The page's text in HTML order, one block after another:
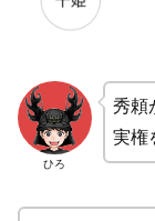
ひろ
秀頼
実権